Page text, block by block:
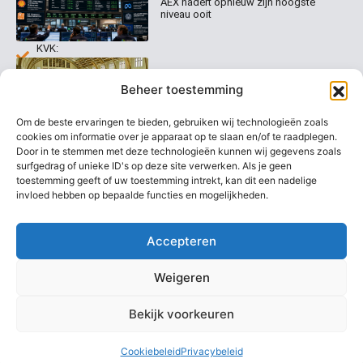
Beheer toestemming
Om de beste ervaringen te bieden, gebruiken wij technologieën zoals
cookies om informatie over je apparaat op te slaan en/of te raadplegen.
Door in te stemmen met deze technologieën kunnen wij gegevens zoals
surfgedrag of unieke ID's op deze site verwerken. Als je geen
toestemming geeft of uw toestemming intrekt, kan dit een nadelige
invloed hebben op bepaalde functies en mogelijkheden.
Accepteren
Weigeren
Bekijk voorkeuren
CookiebeleidPrivacybeleid
Welk
abonnement
kiezen
info@beurstrader.nl
KVK:
99197022
niveau ooit
Europese beurzen stijgen richting
nieuwe records
AEX blijft overeind ondanks
koersdrama bij UMG